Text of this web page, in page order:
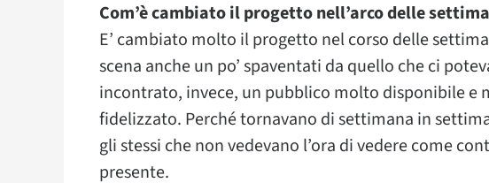
Com’è cambiato il progetto nell’arco delle
E’ cambiato molto il progetto nel corso delle
scena anche un po’ spaventati da quello che ci
incontrato, invece, un pubblico molto disponibile e
fidelizzato. Perché tornavano di settimana in
gli stessi che non vedevano l’ora di vedere come
presente.